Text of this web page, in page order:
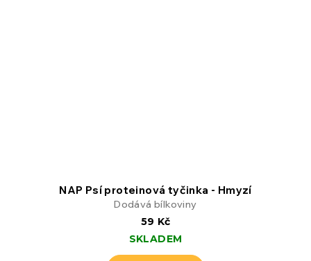
NAP Psí proteinová tyčinka - Hmyzí
Dodává bílkoviny
59 Kč
SKLADEM